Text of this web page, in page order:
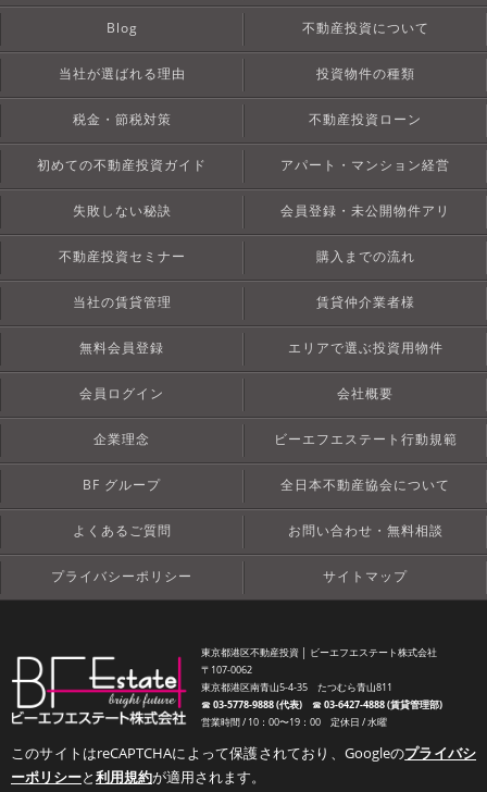
Blog 不動産投資について
当社が選ばれる理由 投資物件の種類
税金・節税対策 不動産投資ローン
初めての不動産投資ガイド アパート・マンション経営
失敗しない秘訣 会員登録・未公開物件アリ
不動産投資セミナー 購入までの流れ
当社の賃貸管理 賃貸仲介業者様
無料会員登録 エリアで選ぶ投資用物件
会員ログイン 会社概要
企業理念 ビーエフエステート行動規範
BF グループ 全日本不動産協会について
よくあるご質問 お問い合わせ・無料相談
プライバシーポリシー サイトマップ
東京都港区不動産投資 │ ビーエフエステート株式会社
〒107-0062
東京都港区南青山5-4-35 たつむら青山811
☎︎03-5778-9888 (代表)☎︎03-6427-4888 (賃貸管理部)
営業時間 / 10：00〜19：00 定休日 / 水曜
このサイトはreCAPTCHAによって保護されており、Googleのプライバシ
ーポリシーと利用規約が適用されます。